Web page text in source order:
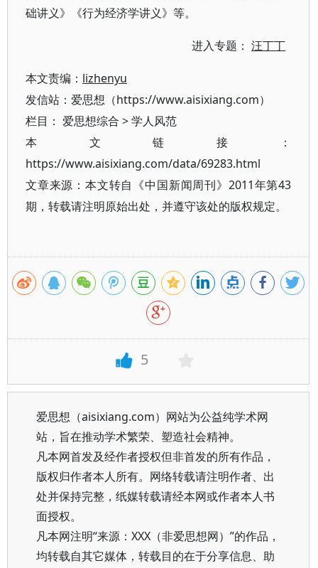
础讲义》《行为经济学讲义》等。
进入专题：汪丁丁
本文责编： lizhenyu
发信站：爱思想（https://www.aisixiang.com）
栏目： 爱思想综合 >学人风范
本文链接：
https://www.aisixiang.com/data/69283.html
文章来源：本文转自《中国新闻周刊》2011年第43
期，转载请注明原始出处，并遵守该处的版权规定。
5
爱思想（aisixiang.com）网站为公益纯学术网
站，旨在推动学术繁荣、塑造社会精神。
凡本网首发及经作者授权但非首发的所有作品，
版权归作者本人所有。网络转载请注明作者、出
处并保持完整，纸媒转载请经本网或作者本人书
面授权。
凡本网注明“来源：XXX（非爱思想网）”的作品，
均转载自其它媒体，转载目的在于分享信息、助